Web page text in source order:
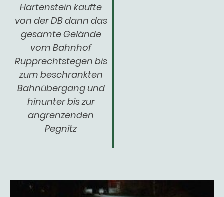
Hartenstein kaufte
von der DB dann das
gesamte Gelände
vom Bahnhof
Rupprechtstegen bis
zum beschrankten
Bahnübergang und
hinunter bis zur
angrenzenden
Pegnitz